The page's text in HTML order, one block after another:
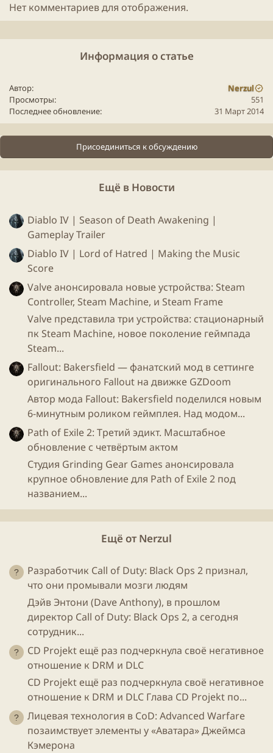
Нет комментариев для отображения.
Информация о статье
Автор
Nerzul
Просмотры
551
Последнее обновление
31 Март 2014
Присоединиться к обсуждению
Ещё в Новости
Diablo IV | Season of Death Awakening |
Gameplay Trailer
Diablo IV | Lord of Hatred | Making the Music
Score
Valve анонсировала новые устройства: Steam
Controller, Steam Machine, и Steam Frame
Valve представила три устройства: стационарный
пк Steam Machine, новое поколение геймпада
Steam...
Fallout: Bakersfield — фанатский мод в сеттинге
оригинального Fallout на движке GZDoom
Автор мода Fallout: Bakersfield поделился новым
6-минутным роликом геймплея. Над модом...
Path of Exile 2: Третий эдикт. Масштабное
обновление с четвёртым актом
Студия Grinding Gear Games анонсировала
крупное обновление для Path of Exile 2 под
названием...
Ещё от Nerzul
Разработчик Call of Duty: Black Ops 2 признал,
что они промывали мозги людям
Дэйв Энтони (Dave Anthony), в прошлом
директор Call of Duty: Black Ops 2, а сегодня
сотрудник...
CD Projekt ещё раз подчеркнула своё негативное
отношение к DRM и DLC
CD Projekt ещё раз подчеркнула своё негативное
отношение к DRM и DLC Глава CD Projekt по...
Лицевая технология в CoD: Advanced Warfare
позаимствует элементы у «Аватара» Джеймса
Кэмерона